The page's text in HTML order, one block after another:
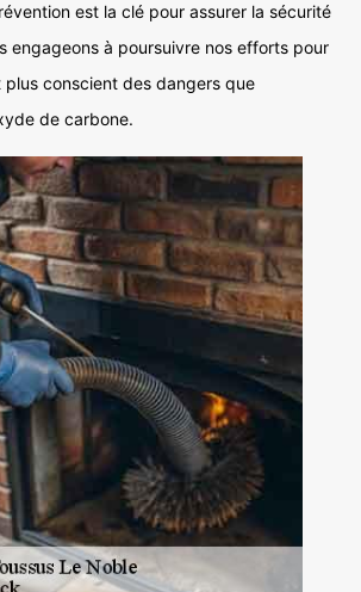
est la clé pour assurer la sécurité
engageons à poursuivre nos efforts pour
plus conscient des dangers que
de carbone.